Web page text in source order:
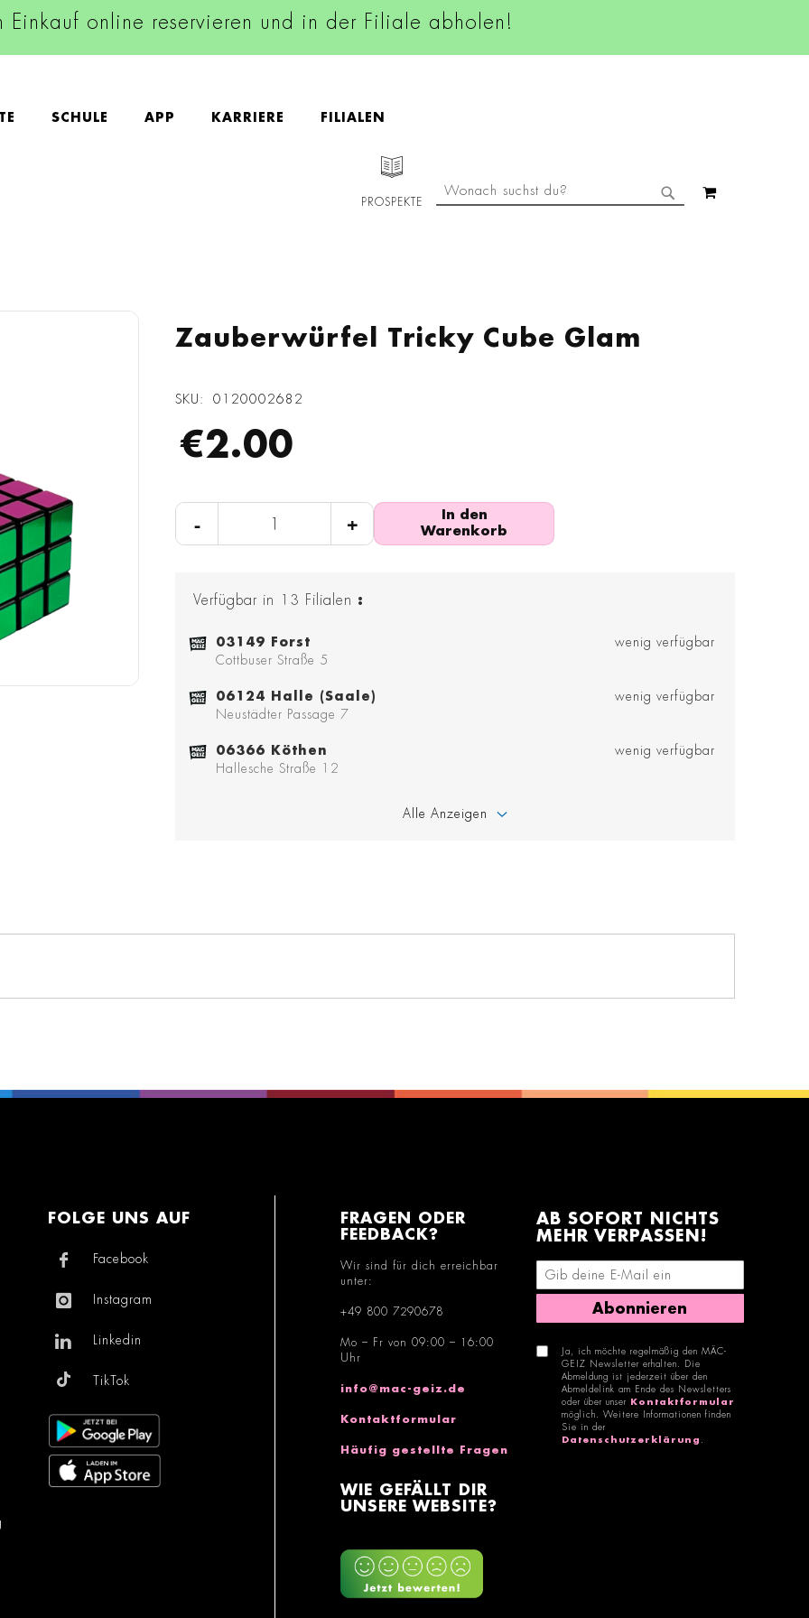
Einkauf online reservieren und in der Filiale abholen!
SCHULE APP KARRIERE FILIALEN
PROSPEKTE
SUCHE
Zauberwürfel Tricky Cube Glam
SKU 0120002682
€2.00
- +
In den
Warenkorb
Verfügbar in 13 Filialen :
03149 Forst
Cottbuser Straße 5
wenig verfügbar
06124 Halle (Saale)
Neustädter Passage 7
wenig verfügbar
06366 Köthen
Hallesche Straße 12
wenig verfügbar
Alle Anzeigen
FOLGE UNS AUF
Facebook
Instagram
Linkedin
TikTok
FRAGEN ODER
FEEDBACK?
Wir sind für dich erreichbar
unter:
+49 800 7290678
Mo – Fr von 09:00 – 16:00
Uhr
info@mac-geiz.de
Kontaktformular
Häufig gestellte Fragen
WIE GEFÄLLT DIR
UNSERE WEBSITE?
AB SOFORT NICHTS
MEHR VERPASSEN!
E-Mail-Adresse eingeben
Abonnieren
Ja, ich möchte regelmäßig den MÄC-
GEIZ Newsletter erhalten. Die
Abmeldung ist jederzeit über den
Abmeldelink am Ende des Newsletters
oder über unser
Kontaktformular
möglich. Weitere Informationen finden
Sie in der
Datenschutzerklärung .